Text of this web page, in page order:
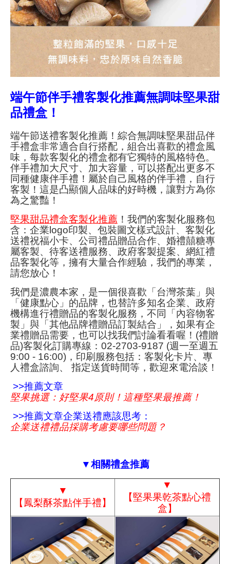
端午節伴手禮客製化推薦無調味堅果甜
品禮盒！
端午節送禮客製化推薦！綜合無調味堅果甜品伴
手禮盒非常適合自行搭配，組合出喜歡的禮盒風
味，每款客製化的禮盒都有它獨特的風格特色。
伴手禮加大尺寸、加大容量，可以搭配出更多不
同種健康伴手禮！屬於自己風格的伴手禮，自行
客製！這是凸顯個人品味的好時機，讓對方為你
為之驚豔！
堅果甜品禮盒客製化推薦 ！我們的客製化服務包
含： 企業logo印製、包裝圖文樣式設計、 客製化
送禮祝福小卡、公司禮品贈品合作、婚禮囍糖專
屬客製、待客送禮服務、政府客製提案、網紅禮
品客製化等，擁有大量合作經驗，我們的專業，
請您放心！
我們是濃農本家，是一個很喜歡「台灣茶葉」與
「健康點心」的品牌，也替許多知名企業、政府
機構進行禮贈品的客製化服務，不同「內容物客
製」與「其他品牌禮贈品訂製結合」，如果有企
業禮贈品需要，也可以找我們討論看看喔！(禮贈
品)客製化訂購專線：02-2703-9187 (週一至週五
9:00 - 16:00)，印刷服務包括：客製化卡片、專
人禮盒諮詢、 指定送貨時間等，歡迎來電洽談！
>>推薦文章
堅果挑選：好堅果4原則！這種堅果最推薦！
>>推薦文章企業送禮應該思考：
企業送禮禮品採購考慮要哪些問題？
▼相關禮盒推薦
▼
【鳳梨酥茶點伴手禮】
▼
【堅果果乾茶點心禮
盒】